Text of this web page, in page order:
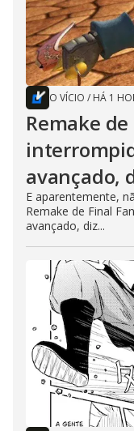
O VÍCIO / HÁ 1
Remake
avançado,
E aparentemente,
Remake de Final
avançado, diz...